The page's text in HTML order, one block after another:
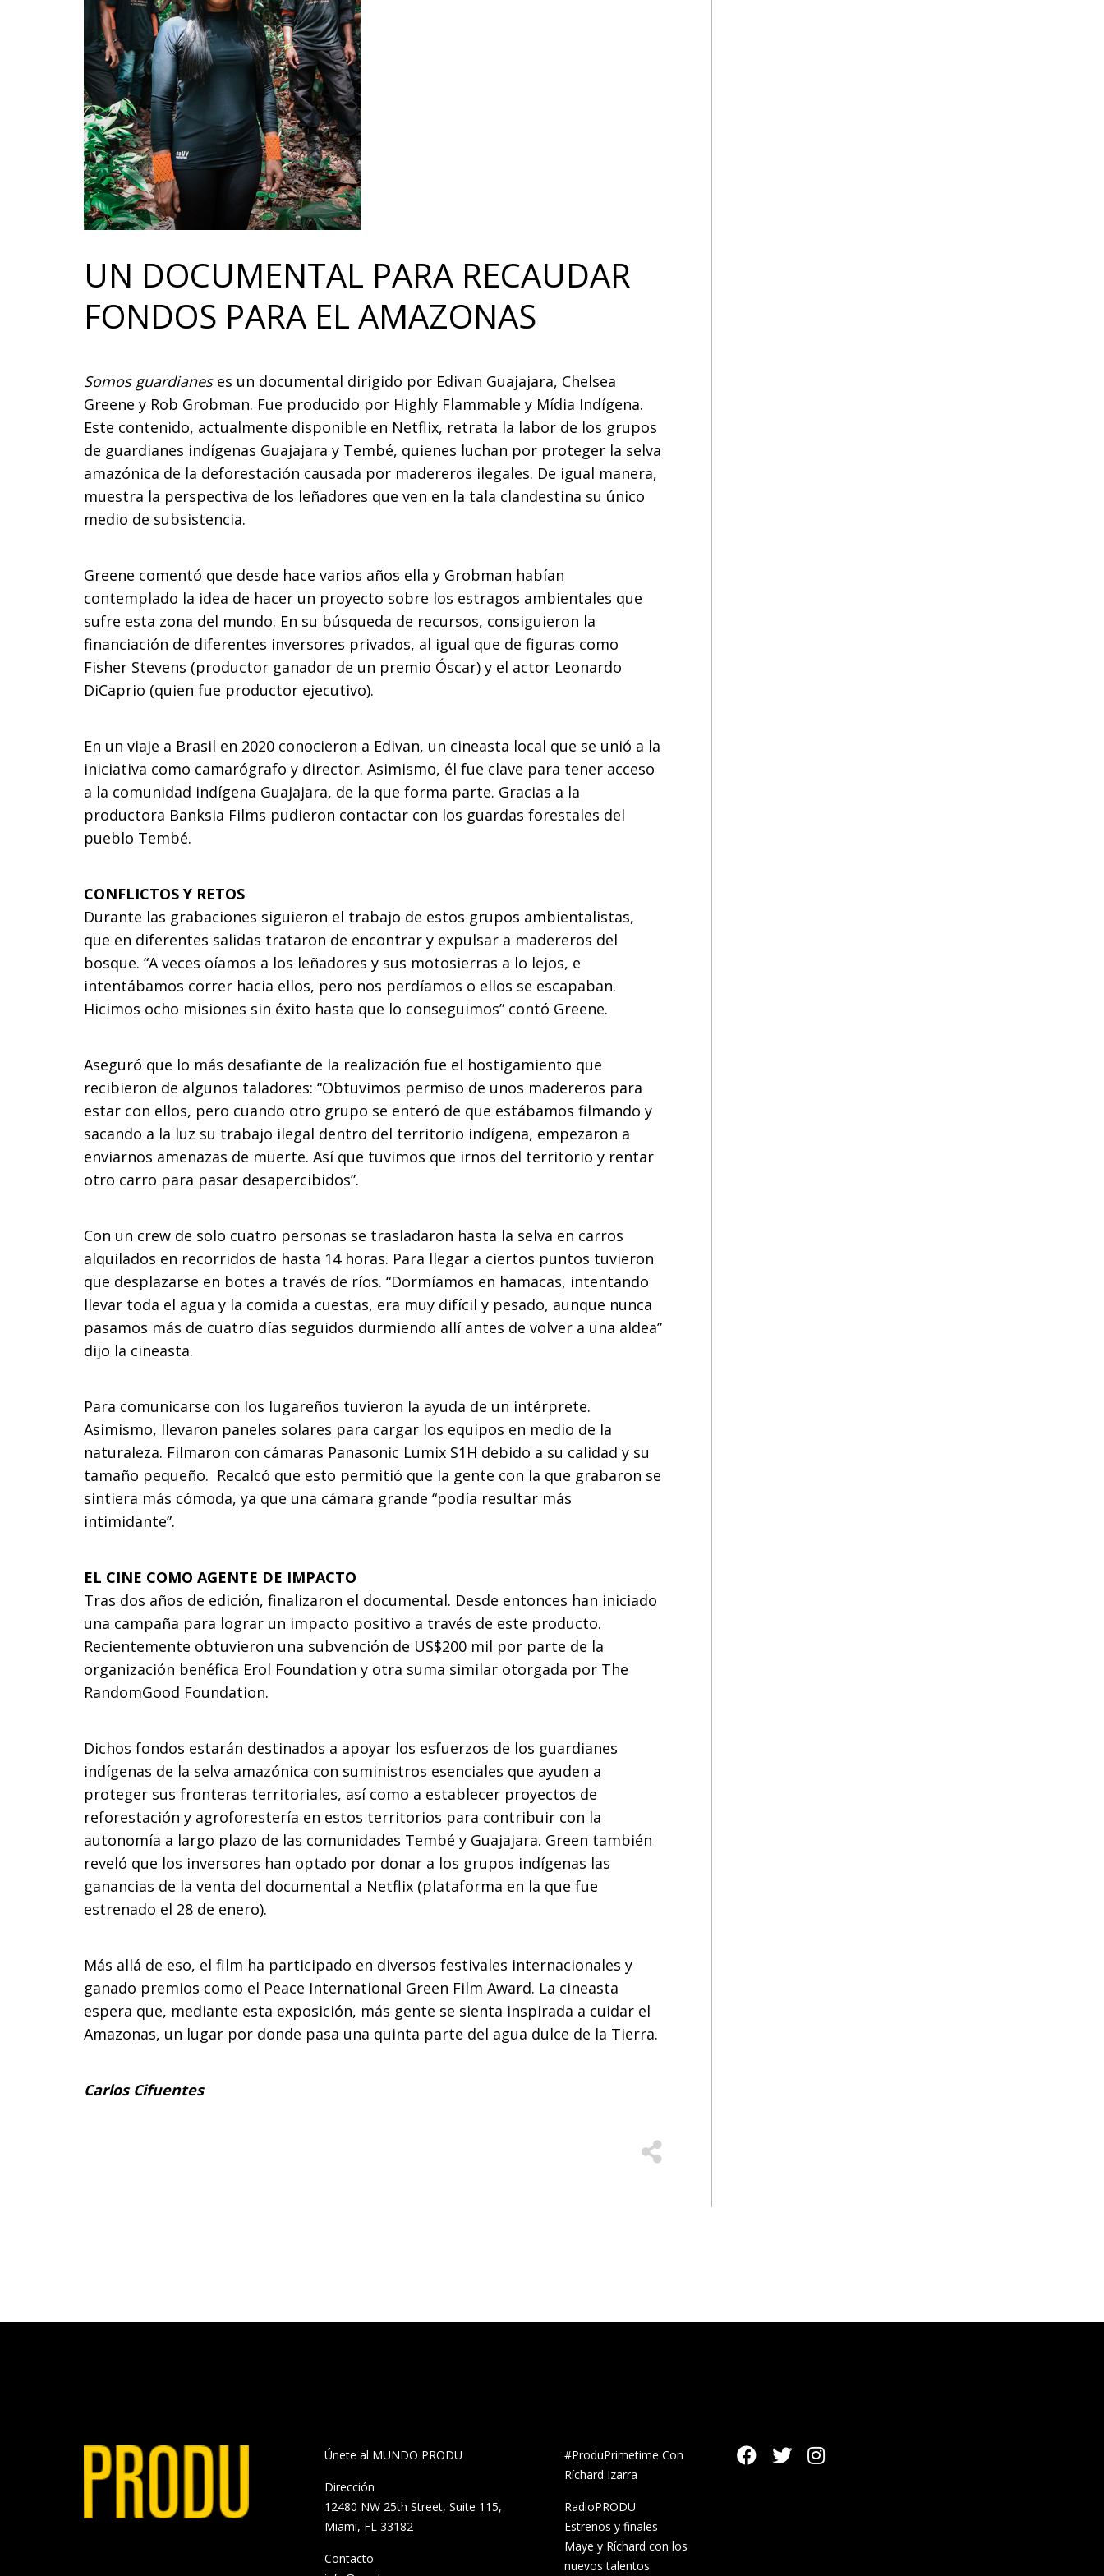
UN DOCUMENTAL PARA RECAUDAR
FONDOS PARA EL AMAZONAS
Somos guardianeses un documental dirigido por Edivan Guajajara, Chelsea
Greene y Rob Grobman. Fue producido por Highly Flammable y Mídia Indígena.
Este contenido, actualmente disponible en Netflix, retrata la labor de los grupos
de guardianes indígenas Guajajara y Tembé, quienes luchan por proteger la selva
amazónica de la deforestación causada por madereros ilegales. De igual manera,
muestra la perspectiva de los leñadores que ven en la tala clandestina su único
medio de subsistencia.
Greene comentó que desde hace varios años ella y Grobman habían
contemplado la idea de hacer un proyecto sobre los estragos ambientales que
sufre esta zona del mundo. En su búsqueda de recursos, consiguieron la
financiación de diferentes inversores privados, al igual que de figuras como
Fisher Stevens (productor ganador de un premio Óscar) y el actor Leonardo
DiCaprio (quien fue productor ejecutivo).
En un viaje a Brasil en 2020 conocieron a Edivan, un cineasta local que se unió a la
iniciativa como camarógrafo y director. Asimismo, él fue clave para tener acceso
a la comunidad indígena Guajajara, de la que forma parte. Gracias a la
productora Banksia Films pudieron contactar con los guardas forestales del
pueblo Tembé.
CONFLICTOS Y RETOS
Durante las grabaciones siguieron el trabajo de estos grupos ambientalistas,
que en diferentes salidas trataron de encontrar y expulsar a madereros del
bosque. “A veces oíamos a los leñadores y sus motosierras a lo lejos, e
intentábamos correr hacia ellos, pero nos perdíamos o ellos se escapaban.
Hicimos ocho misiones sin éxito hasta que lo conseguimos” contó Greene.
Aseguró que lo más desafiante de la realización fue el hostigamiento que
recibieron de algunos taladores: “Obtuvimos permiso de unos madereros para
estar con ellos, pero cuando otro grupo se enteró de que estábamos filmando y
sacando a la luz su trabajo ilegal dentro del territorio indígena, empezaron a
enviarnos amenazas de muerte. Así que tuvimos que irnos del territorio y rentar
otro carro para pasar desapercibidos”.
Con un crew de solo cuatro personas se trasladaron hasta la selva en carros
alquilados en recorridos de hasta 14 horas. Para llegar a ciertos puntos tuvieron
que desplazarse en botes a través de ríos. “Dormíamos en hamacas, intentando
llevar toda el agua y la comida a cuestas, era muy difícil y pesado, aunque nunca
pasamos más de cuatro días seguidos durmiendo allí antes de volver a una aldea”
dijo la cineasta.
Para comunicarse con los lugareños tuvieron la ayuda de un intérprete.
Asimismo, llevaron paneles solares para cargar los equipos en medio de la
naturaleza. Filmaron con cámaras Panasonic Lumix S1H debido a su calidad y su
tamaño pequeño. Recalcó que esto permitió que la gente con la que grabaron se
sintiera más cómoda, ya que una cámara grande “podía resultar más
intimidante”.
EL CINE COMO AGENTE DE IMPACTO
Tras dos años de edición, finalizaron el documental. Desde entonces han iniciado
una campaña para lograr un impacto positivo a través de este producto.
Recientemente obtuvieron una subvención de US$200 mil por parte de la
organización benéfica Erol Foundation y otra suma similar otorgada por The
RandomGood Foundation.
Dichos fondos estarán destinados a apoyar los esfuerzos de los guardianes
indígenas de la selva amazónica con suministros esenciales que ayuden a
proteger sus fronteras territoriales, así como a establecer proyectos de
reforestación y agroforestería en estos territorios para contribuir con la
autonomía a largo plazo de las comunidades Tembé y Guajajara. Green también
reveló que los inversores han optado por donar a los grupos indígenas las
ganancias de la venta del documental a Netflix (plataforma en la que fue
estrenado el 28 de enero).
Más allá de eso, el film ha participado en diversos festivales internacionales y
ganado premios como el Peace International Green Film Award. La cineasta
espera que, mediante esta exposición, más gente se sienta inspirada a cuidar el
Amazonas, un lugar por donde pasa una quinta parte del agua dulce de la Tierra.
Carlos Cifuentes
Únete al MUNDO PRODU
Dirección
12480 NW 25th Street, Suite 115,
Miami, FL 33182
Contacto
#ProduPrimetime Con
Ríchard Izarra
RadioPRODU
Estrenos y finales
Maye y Ríchard con los
nuevos talentos